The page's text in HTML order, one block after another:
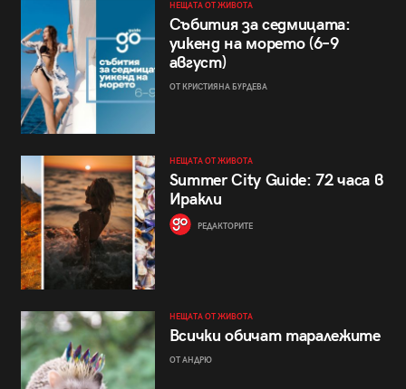
НЕЩАТА ОТ ЖИВОТА
Събития за седмицата:
уикенд на морето (6–9
август)
ОТ КРИСТИЯНА БУРДЕВА
НЕЩАТА ОТ ЖИВОТА
Summer City Guide: 72 часа в
Иракли
РЕДАКТОРИТЕ
НЕЩАТА ОТ ЖИВОТА
Всички обичат таралежите
ОТ АНДРЮ